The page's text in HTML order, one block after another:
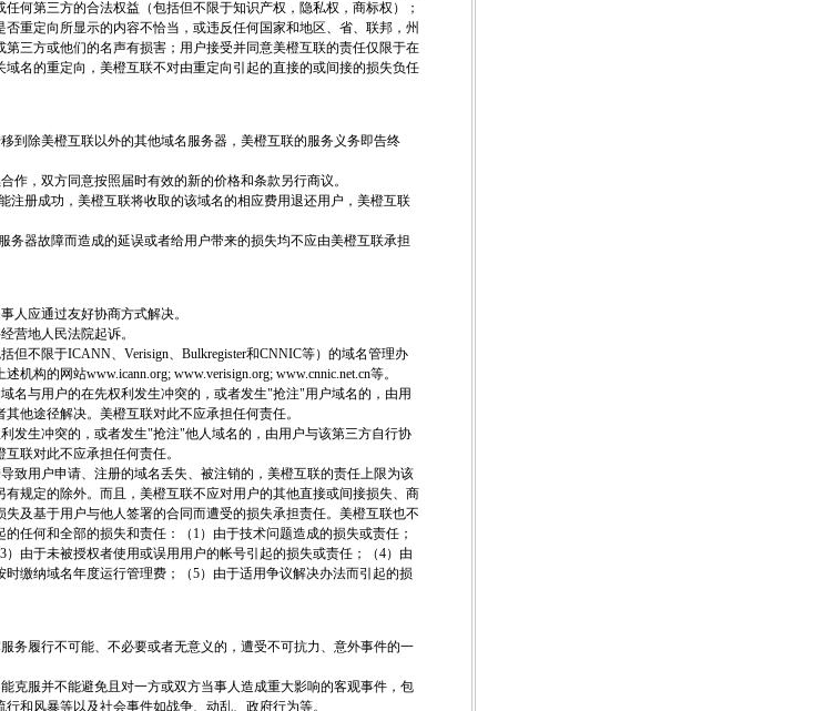
何第三方的合法权益（包括但不限于知识产权，隐私权，商标权）；
重定向所显示的内容不恰当，或违反任何国家和地区、省、联邦，州
三方或他们的名声有损害；用户接受并同意美橙互联的责任仅限于在
名的重定向，美橙互联不对由重定向引起的直接的或间接的损失负任
到除美橙互联以外的其他域名服务器，美橙互联的服务义务即告终
作，双方同意按照届时有效的新的价格和条款另行商议。
注册成功，美橙互联将收取的该域名的相应费用退还用户，美橙互联
务器故障而造成的延误或者给用户带来的损失均不应由美橙互联承担
人应通过友好协商方式解决。
营地人民法院起诉。
但不限于ICANN、Verisign、Bulkregister和CNNIC等）的域名管理办
构的网站www.icann.org; www.verisign.org; www.cnnic.net.cn等。
名与用户的在先权利发生冲突的，或者发生"抢注"用户域名的，由用
他途径解决。美橙互联对此不应承担任何责任。
发生冲突的，或者发生"抢注"他人域名的，由用户与该第三方自行协
联对此不应承担任何责任。
致用户申请、注册的域名丢失、被注销的，美橙互联的责任上限为该
规定的除外。而且，美橙互联不应对用户的其他直接或间接损失、商
及基于用户与他人签署的合同而遭受的损失承担责任。美橙互联也不
任何和全部的损失和责任：（1）由于技术问题造成的损失或责任；
）由于未被授权者使用或误用用户的帐号引起的损失或责任；（4）由
缴纳域名年度运行管理费；（5）由于适用争议解决办法而引起的损
务履行不可能、不必要或者无意义的，遭受不可抗力、意外事件的一
克服并不能避免且对一方或双方当事人造成重大影响的客观事件，包
和风暴等以及社会事件如战争、动乱、政府行为等。